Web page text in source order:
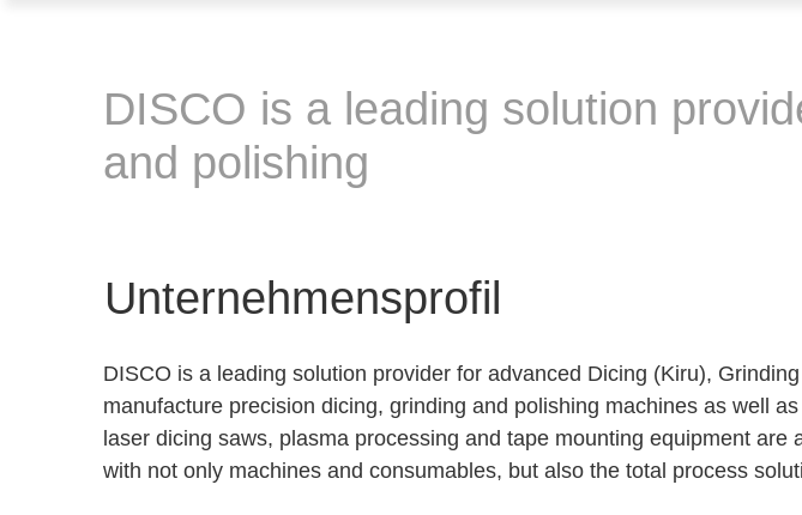
DISCO is a leading solution
and polishing
Unternehmensprofil
DISCO is a leading solution provider for advanced Dicing (Kiru),
manufacture precision dicing, grinding and polishing machines as well
laser dicing saws, plasma processing and tape mounting equipment
with not only machines and consumables, but also the total process